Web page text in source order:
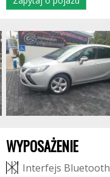
WYPOSAŻENIE
Interfejs Bluetooth